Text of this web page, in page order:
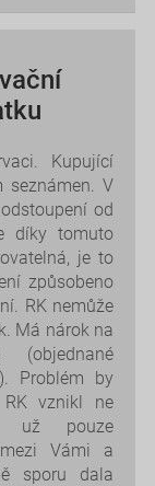
Kupující
seznámen. V
od
díky tomuto
je to
způsobeno
RK nemůže
Má nárok na
(objednané
Problém by
vznikl ne
už pouze
mezi Vámi a
sporu dala